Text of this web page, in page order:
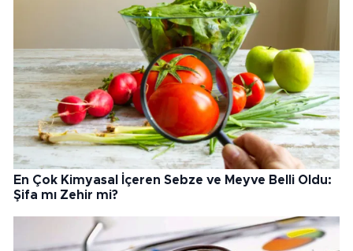
En Çok Kimyasal İçeren Sebze ve Meyve Belli Oldu:
Şifa mı Zehir mi?